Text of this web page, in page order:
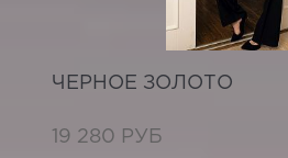
ЧЕРНОЕ ЗОЛОТО
19 280 РУБ